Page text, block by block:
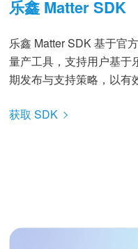
乐鑫 Matter SDK
乐鑫 Matter SDK 基于官
量产工具，支持用户基于
期发布与支持策略，以有
获取 SDK